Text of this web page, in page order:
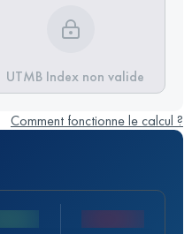
UTMB Index non valide
Comment fonctionne le calcul ?